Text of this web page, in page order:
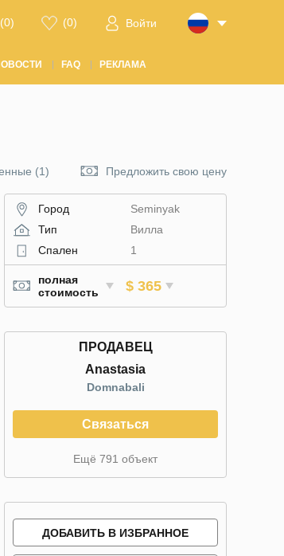
(0) (0) Войти
FAQ РЕКЛАМА
(1) Предложить свою цену
Город
Seminyak
Тип
Вилла
Спален
1
полная
стоимость
$ 365
ПРОДАВЕЦ
Anastasia
Domnabali
Связаться
Ещё 791 объект
ДОБАВИТЬ В ИЗБРАННОЕ